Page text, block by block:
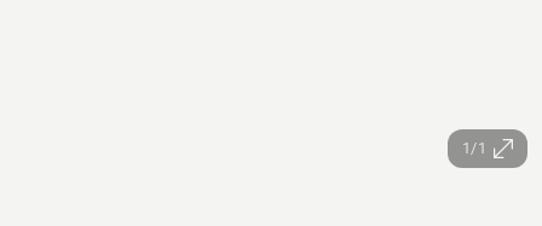
1/1